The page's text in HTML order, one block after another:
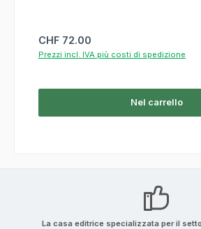
Prezzo normale:
CHF 72.00
Prezzi incl. IVA più costi di spedizione
Nel carrello
La casa editrice specializzata per il